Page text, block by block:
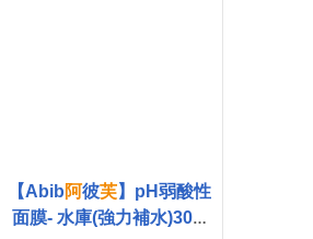
【Abib阿彼芙】pH弱酸性
面膜- 水庫(強力補水)30m